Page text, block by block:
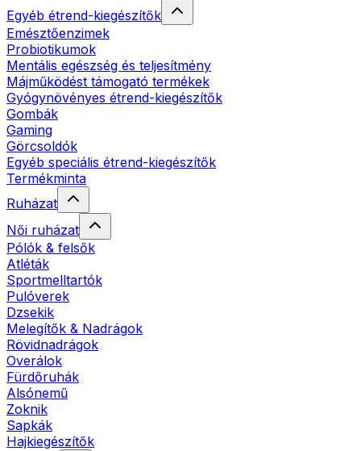
Egyéb étrend-kiegészítők
Emésztőenzimek
Probiotikumok
Mentális egészség és teljesítmény
Májműködést támogató termékek
Gyógynövényes étrend-kiegészítők
Gombák
Gaming
Görcsoldók
Egyéb speciális étrend-kiegészítők
Termékminta
Ruházat
Női ruházat
Pólók & felsők
Atléták
Sportmelltartók
Pulóverek
Dzsekik
Melegítők & Nadrágok
Rövidnadrágok
Overálok
Fürdőruhák
Alsónemű
Zoknik
Sapkák
Hajkiegészítők